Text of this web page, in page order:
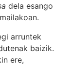
dela esango
arruntek
baizik.
ere,